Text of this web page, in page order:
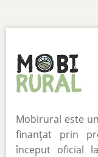
Mobirural este
finanțat prin
început oficial